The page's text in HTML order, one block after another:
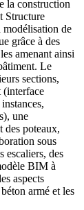
la construction
Structure
de
grâce à des
amenant ainsi
Le
sections,
(interface
une
des poteaux,
sous
escaliers, des
BIM à
aspects
armé et les